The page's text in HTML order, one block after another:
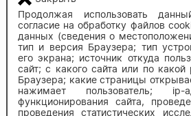
© 2020-2026 auau.market
Продолжая использовать
согласие на обработку файлов
данных (сведения о
тип и версия Браузера; тип
его экрана; источник откуда
сайт; с какого сайта или по
Браузера; какие страницы
нажимает пользователь;
функционирования сайта,
проведения статистических